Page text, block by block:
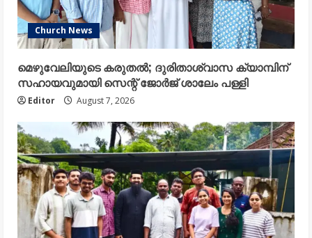
Church News
മെഴുവേലിയുടെ കരുതൽ; ദുരിതാശ്വാസ ക്യാമ്പിന്
സഹായവുമായി സെന്റ് ജോർജ് ശാലേം പള്ളി
Editor August 7, 2026